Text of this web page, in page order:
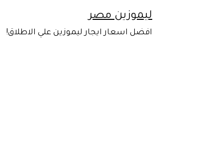
ليموزين مصر
افضل اسعار ايجار ليموزين علي الاطلاق!